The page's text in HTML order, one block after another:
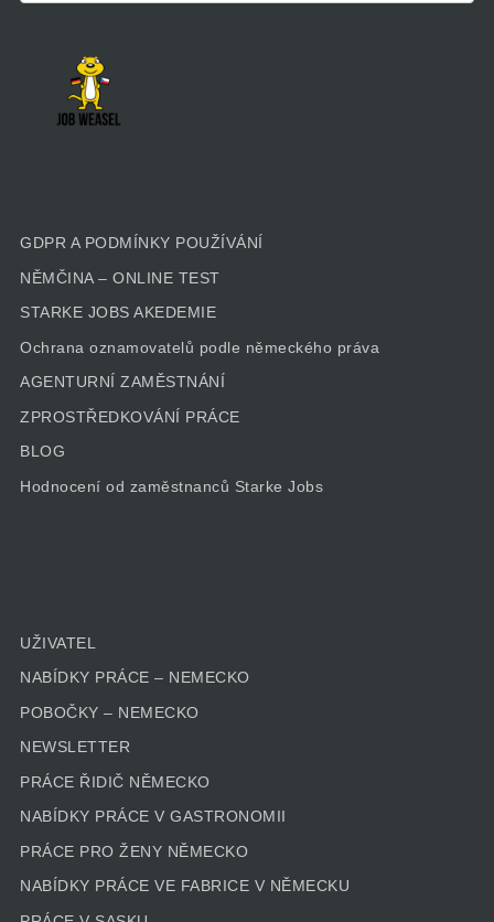
GDPR A PODMÍNKY POUŽÍVÁNÍ
NĚMČINA – ONLINE TEST
STARKE JOBS AKEDEMIE
Ochrana oznamovatelů podle německého práva
AGENTURNÍ ZAMĚSTNÁNÍ
ZPROSTŘEDKOVÁNÍ PRÁCE
BLOG
Hodnocení od zaměstnanců Starke Jobs
UŽIVATEL
NABÍDKY PRÁCE – NEMECKO
POBOČKY – NEMECKO
NEWSLETTER
PRÁCE ŘIDIČ NĚMECKO
NABÍDKY PRÁCE V GASTRONOMII
PRÁCE PRO ŽENY NĚMECKO
NABÍDKY PRÁCE VE FABRICE V NĚMECKU